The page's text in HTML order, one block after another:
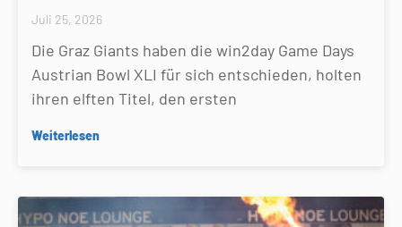
Juli 25, 2026
Die Graz Giants haben die win2day Game Days
Austrian Bowl XLI für sich entschieden, holten
ihren elften Titel, den ersten
Weiterlesen